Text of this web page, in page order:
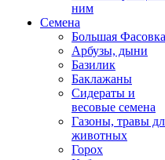
ним
Семена
Большая Фасовка
Арбузы, дыни
Базилик
Баклажаны
Сидераты и
весовые семена
Газоны, травы
животных
Горох